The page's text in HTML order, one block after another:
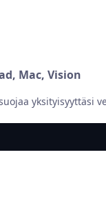
Mac, Vision
yksityisyyttäsi